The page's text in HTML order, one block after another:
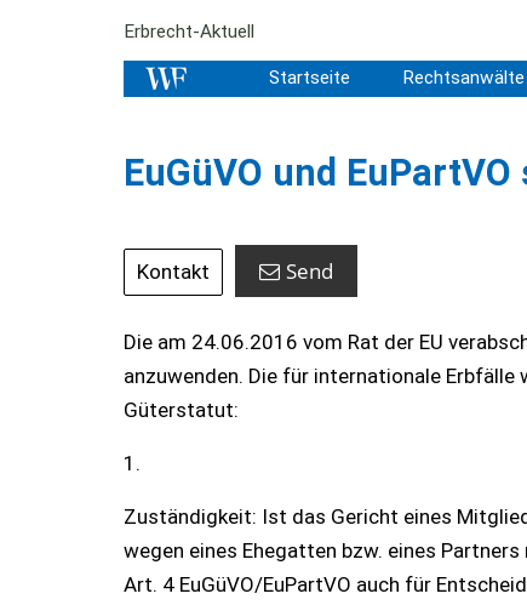
Erbrecht-Aktuell
Startseite Rechtsanwälte
EuGüVO und
Kontakt Send
Die am 24.06.2016 vom Rat der EU
anzuwenden. Die für internationale
Güterstatut:
1.
Zuständigkeit: Ist das Gericht eines
wegen eines Ehegatten bzw. eines Partners
Art. 4 EuGüVO/EuPartVO auch für